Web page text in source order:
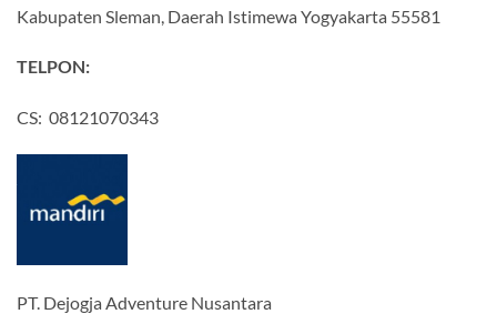
Kabupaten Sleman, Daerah Istimewa Yogyakarta 55581
TELPON:
CS: 08121070343
PT. Dejogja Adventure Nusantara